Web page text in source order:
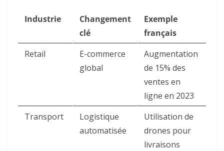
Industrie
Changement
clé
Exemple
français
Retail
E-commerce
global
Augmentation
de 15% des
ventes en
ligne en 2023
Transport
Logistique
automatisée
Utilisation de
drones pour
livraisons